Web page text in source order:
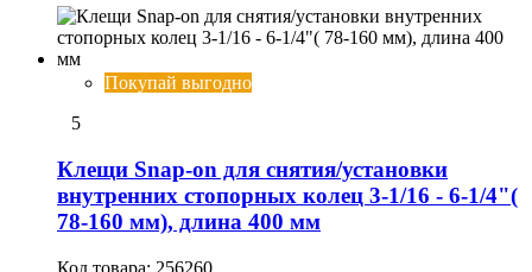
Покупай выгодно
5
Клещи Snap-on для снятия/установки
внутренних стопорных колец 3-1/16 - 6-1/4"(
78-160 мм), длина 400 мм
Код товара: 256260